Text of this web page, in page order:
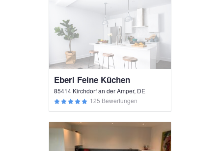
Eberl Feine Küchen
85414 Kirchdorf an der Amper, DE
125 Bewertungen